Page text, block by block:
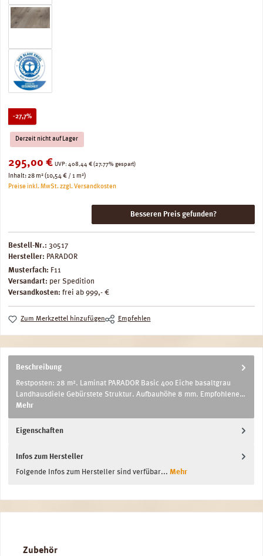
-27,7%Rabatt
Derzeit nicht auf Lager
Verkaufspreis:
295,00 € UVP: Regulärer Preis:
408,44 € (27.77% gespart)
Inhalt:28 m²(10,54 € / 1 m²)
Preise inkl. MwSt. zzgl. Versandkosten
Besseren Preis gefunden?
Bestell-Nr.: 30517
Hersteller: PARADOR
Musterfach: F11
Versandart: per Spedition
Versandkosten: frei ab 999,- €
Zum Merkzettel hinzufügen Empfehlen
Beschreibung
Restposten: 28 m². Laminat PARADOR Basic 400 Eiche basaltgrau
Landhausdiele Gebürstete Struktur. Aufbauhöhe 8 mm. Empfohlene…
Mehr
Eigenschaften
Infos zum Hersteller
Folgende Infos zum Hersteller sind verfübar... Mehr
Produktgalerie überspringen
Zubehör